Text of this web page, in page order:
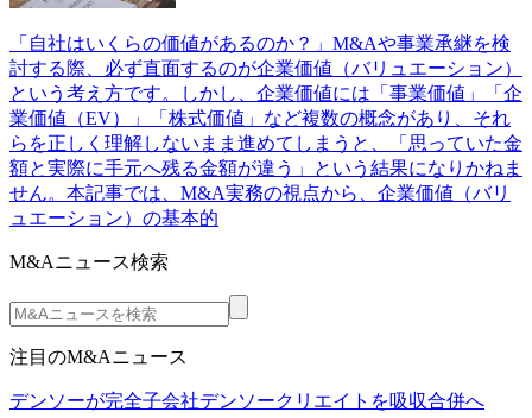
「自社はいくらの価値があるのか？」M&Aや事業承継を検
討する際、必ず直面するのが企業価値（バリュエーション）
という考え方です。しかし、企業価値には「事業価値」「企
業価値（EV）」「株式価値」など複数の概念があり、それ
らを正しく理解しないまま進めてしまうと、「思っていた金
額と実際に手元へ残る金額が違う」という結果になりかねま
せん。本記事では、M&A実務の視点から、企業価値（バリ
ュエーション）の基本的
M&Aニュース検索
注目のM&Aニュース
デンソーが完全子会社デンソークリエイトを吸収合併へ